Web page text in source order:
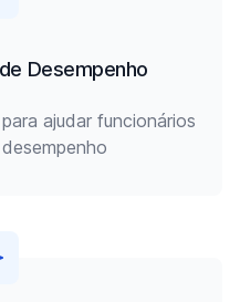
Desempenho
ajudar funcionários